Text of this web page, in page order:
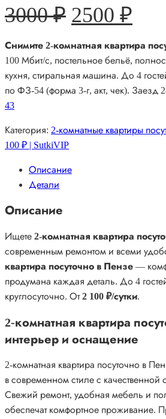
3000₽
3000 ₽.
2500 ₽
Снимите 2-комнатная квартира
100 Мбит/с, постельное бельё,
кухня, стиральная машина. До 4
по ФЗ-54 (форма 3-г, акт, чек). Заезд
43
Категория: 2-комнатные квартиры
100 ₽ | SutkiVIP
Описание
Детали
Описание
Ищете 2-комнатная квартира
современным ремонтом и всеми
квартира посуточно в Пензе —
продумана каждая деталь. До 4
круглосуточно. От2 100 ₽/сутки.
2-комнатная квартира
интерьер и оснащение
2-комнатная квартира посуточно в
в современном стиле с
Свежий ремонт, удобная мебель и
обеспечат комфортное проживание.